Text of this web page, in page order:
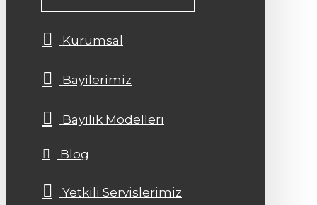
Kurumsal
Bayilerimiz
Bayilik Modelleri
Blog
Yetkili Servislerimiz